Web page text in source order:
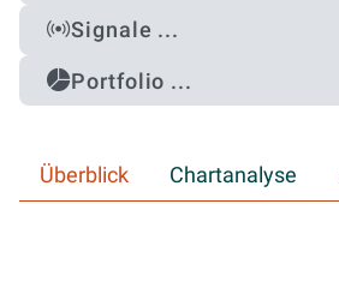
Signale ...
Portfolio ...
Überblick Chartanalyse